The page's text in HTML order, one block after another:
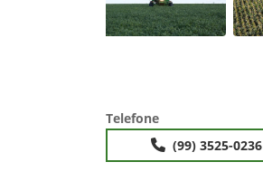
Telefone
(99) 3525-0236